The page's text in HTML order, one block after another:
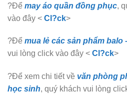
?Để may áo quần đồng phục,
vào đây < Cl?ck>
?Để mua lẻ các sản phẩm balo
vui lòng click vào đây < Cl?ck>
?Để xem chi tiết về văn phòng
học sinh, quý khách vui lòng